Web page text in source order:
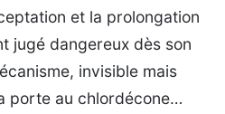
et la prolongation
jugé dangereux dès son
invisible mais
porte au chlordécone…